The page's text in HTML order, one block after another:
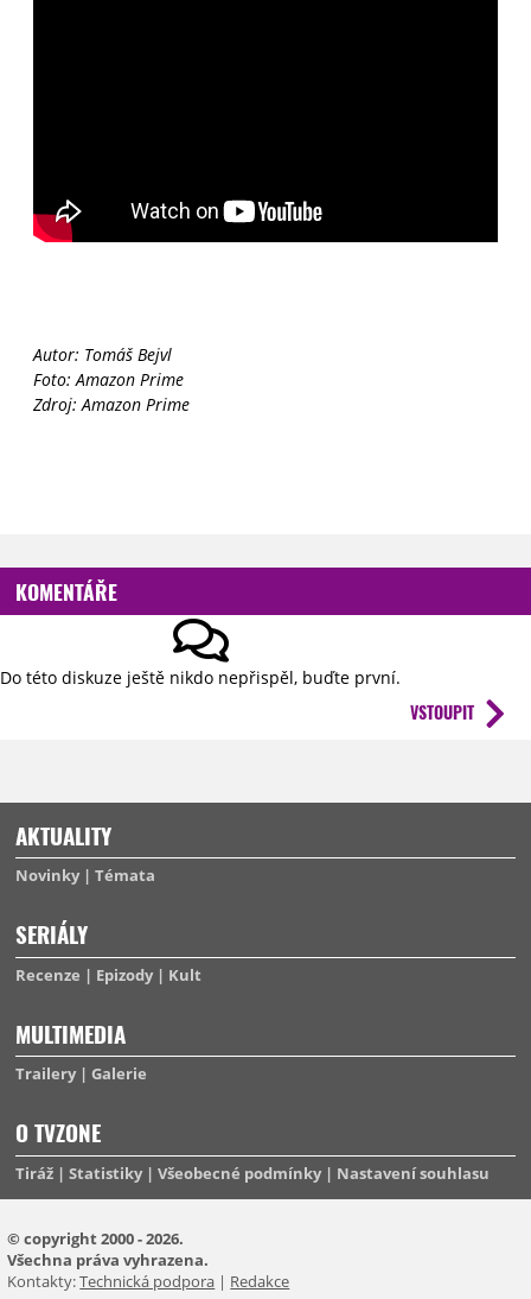
Autor: Tomáš Bejvl
Foto: Amazon Prime
Zdroj: Amazon Prime
KOMENTÁŘE
Do této diskuze ještě nikdo nepřispěl, buďte první.
VSTOUPIT
AKTUALITY
Novinky Témata
SERIÁLY
Recenze Epizody Kult
MULTIMEDIA
Trailery Galerie
O TVZONE
Tiráž Statistiky Všeobecné podmínky Nastavení souhlasu
© copyright 2000 - 2026.
Všechna práva vyhrazena.
Kontakty:Technická podpora | Redakce